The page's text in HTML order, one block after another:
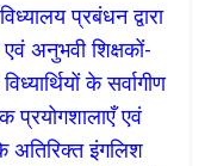
प्रबंधन द्वारा
अनुभवी शिक्षकों-
के सर्वागीण
प्रयोगशालाएँ एवं
अतिरिक्त इंगलिश